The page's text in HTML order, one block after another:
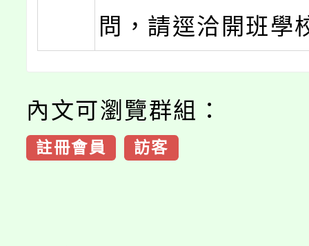
問，請逕洽開班學
內文可瀏覽群組：
註冊會員 訪客